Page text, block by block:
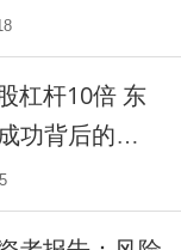
值！
功背后的智
富增长之路